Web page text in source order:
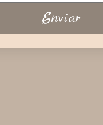
Enviar